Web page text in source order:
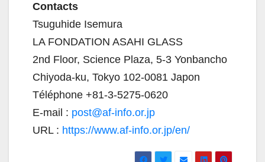
Contacts
Tsuguhide Isemura
LA FONDATION ASAHI GLASS
2nd Floor, Science Plaza, 5-3 Yonbancho
Chiyoda-ku, Tokyo 102-0081 Japon
Téléphone +81-3-5275-0620
E-mail : post@af-info.or.jp
URL : https://www.af-info.or.jp/en/